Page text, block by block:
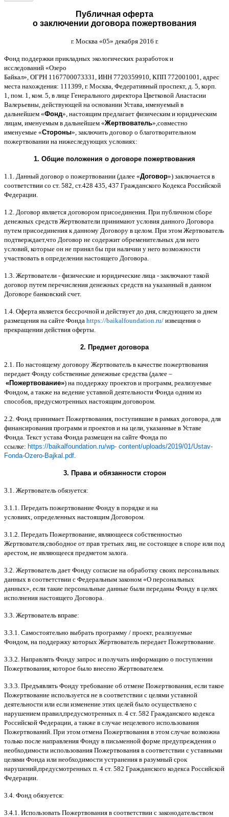
Публичная оферта
о заключении договора пожертвования
г. Москва «05» декабря 2016 г.
Фонд поддержки прикладных экологических разработок и
исследований «Озеро
Байкал», ОГРН 1167700073331, ИНН 7720359910, КПП 772001001, адрес
места нахождения: 111399, г. Москва Федеративный проспект, д . 5, корп
1, пом . 1, ком . 5, в лице Генерального директора Цветковой Анастасии
Валерьевны действующей на основании Устава именуемый в
дальнейшем «Фонд», настоящим предлагает физическим и юридическим
лицам именуемым в дальнейшем «Жертвователь», совместно
именуемые «Стороны», заключить договор o благотворительном
пожертвовании на нижеследующих условиях:
1. Общие положения o договоре пожертвования
1.1. Данный договор о пожертвовании (далее «Договор») заключается в
соответствии со ст. 582, ст.428 435, 437 Гражданского Кодекса Российской
Федерации
1.2. Договор является договором присоединения При публичном сборе
денежных средств Жертвователи принимают условия данного Договора
путем присоединения к данному Договору в целом При этом Жертвователь
подтверждает,что Договор не содержит обременительных для него
условий которые он не принял бы при наличии у него возможности
участвовать в определении настоящего Договора
1.3. Жертвователи - физические и юридические лица - заключают такой
договор путем перечисления денежных средств на указанный в данном
Договоре банковский счет.
1.4. Оферта является бессрочной и действует до дня следующего за днем
размещения на сайте Фонда https://baikalfoundation.ru/ извещения о
прекращении действия оферты
2. Предмет договора
2.1. По настоящему договору Жертвователь в качестве пожертвования
передает Фонду собственные денежные средства (далее –
«Пожертвование») на поддержку проектов и программ реализуемые
Фондом а также на ведение уставной деятельности Фонда одним из
способов предусмотренных настоящим договором
2.2. Фонд принимает Пожертвования поступившие в рамках договора для
финансирования программ и проектов и на цели указанные в Уставе
Фонда Текст устава Фонда размещен на сайте Фонда по
ссылке: https://baikalfoundation.ru/wp- content/uploads/2019/01/Ustav-
Fonda-Ozero-Bajkal.pdf
3. Права и обязанности сторон
3.1. Жертвователь обязуется:
3.1.1. Передать пожертвование Фонду в порядке и на
условиях определенных настоящим Договором
3.1.2. Передать Пожертвование являющееся собственностью
Жертвователя свободное от прав третьих лиц не состоящее в споре или под
арестом не являющееся предметом залога
3.2. Жертвователь дает Фонду согласие на обработку своих персональных
данных в соответствии с Федеральным законом «О персональных
данных», если такие персональные данные были переданы Фонду в целях
исполнения настоящего Договора
3.3. Жертвователь вправе:
3.3.1. Самостоятельно выбрать программу / проект, реализуемые
Фондом на поддержку которых Жертвователь передает Пожертвование
3.3.2. Направлять Фонду запрос и получать информацию о поступлении
Пожертвования которое было внесено Жертвователем
3.3.3. Предъявлять Фонду требование об отмене Пожертвования если такое
Пожертвование используется не в соответствии с целями уставной
деятельности или если изменение этих целей было осуществлено с
нарушением правил предусмотренных п . 4 ст. 582 Гражданского кодекса
Российской Федерации а также в случае нецелевого использования
Пожертвований При этом отмена Пожертвования в этом случае возможна
только после направления Фонду в письменной форме предупреждения о
необходимости использования Пожертвования в соответствии с уставными
целями Фонда или необходимости устранения в разумный срок
нарушений предусмотренных п . 4 ст. 582 Гражданского кодекса Российской
Федерации
3.4. Фонд обязуется:
3.4.1. Использовать Пожертвования в соответствии с законодательством